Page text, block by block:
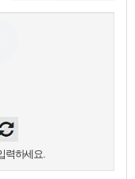
력하세요.